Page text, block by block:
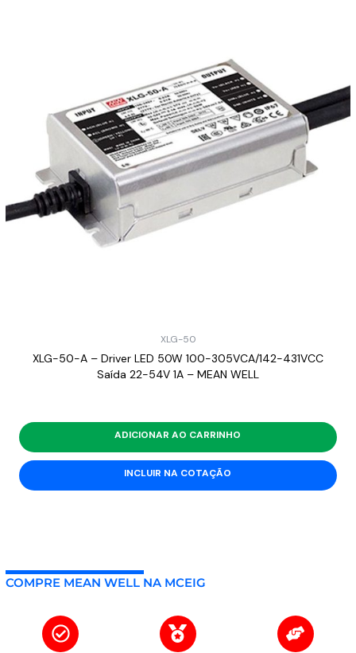
XLG-50
XLG-50-A – Driver LED 50W 100-305VCA/142-431VCC
Saída 22-54V 1A – MEAN WELL
ADICIONAR AO CARRINHO
INCLUIR NA COTAÇÃO
COMPRE MEAN WELL NA MCEIG